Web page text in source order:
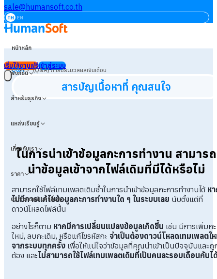
sale@humansoft.co.th
TH EN
หน้าหลัก
ฟังก์ชัน
สำหรับธุรกิจ
แหล่งเรียนรู้
เกี่ยวกับเรา
ราคา
บริการและสินค้าอื่นๆ
เริ่มใช้งานฟรีเข้าสู่ระบบ
Q&A>(Q&A) การประมวลผลเงินเดือน
สารบัญเนื้อหาที่ คุณสนใจ
ในการนำเข้าข้อมูลกะการทำงาน สามารถ
นำข้อมูลเข้าจากไฟล์เดิมที่มีได้หรือไม่
สามารถใช้ไฟล์เทมเพลตเดิมซ้ำในการนำเข้าข้อมูลกะการทำงานได้ ห
ไม่มีการแก้ไขข้อมูลกะการทำงานใด ๆ ในระบบเลย นับตั้งแต่ที่
ดาวน์โหลดไฟล์นั้น
อย่างไรก็ตาม หากมีการเปลี่ยนแปลงข้อมูลเกิดขึ้น เช่น มีการเพิ่มกะ
ใหม่, ลบกะเดิม, หรือแก้ไขรหัสกะ จำเป็นต้องดาวน์โหลดเทมเพลตใ
จากระบบทุกครั้ง เพื่อให้แน่ใจว่าข้อมูลที่คุณนำเข้าเป็นปัจจุบันและถู
ต้อง และไม่สามารถใช้ไฟล์เทมเพลตเดิมที่เป็นคนละรอบเดือนกันไ